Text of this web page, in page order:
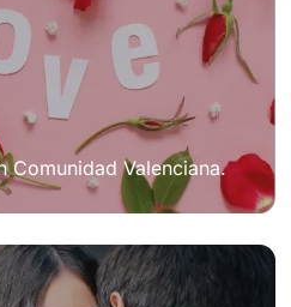
Comunidad Valenciana.